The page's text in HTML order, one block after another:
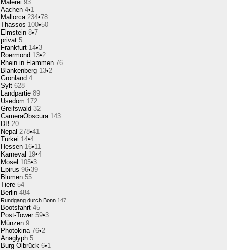
Malerei 93
Aachen 4•1
Mallorca 234•78
Thassos 100•50
Elmstein 8•7
privat 5
Frankfurt 14•3
Roermond 13•2
Rhein in Flammen 76
Blankenberg 13•2
Grönland 4
Sylt 628
Landpartie 89
Usedom 172
Greifswald 32
CameraObscura 143
DB 20
Nepal 278•41
Türkei 14•4
Hessen 16•11
Karneval 19•4
Mosel 105•3
Epirus 96•39
Blumen 55
Tiere 54
Berlin 484
Rundgang durch Bonn 147
Bootsfahrt 45
Post-Tower 59•3
Münzen 9
Photokina 76•2
Anaglyph 5
Burg Olbrück 6•1